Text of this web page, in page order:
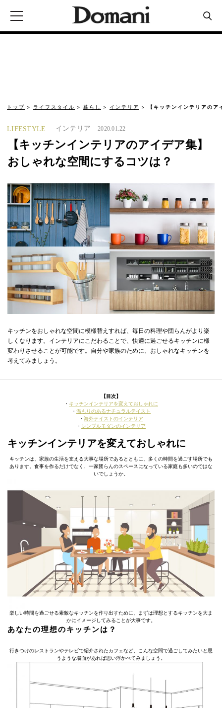
トップ ライフスタイル 暮らし インテリア 【キッチンインテリアの
LIFESTYLE インテリア 2020.01.22
【キッチンインテリアのアイデア集】
おしゃれな空間にするコツは？
キッチンをおしゃれな空間に模様替えすれば、毎日の料理や団らんがより楽
しくなります。インテリアにこだわることで、快適に過ごせるキッチンに様
変わりさせることが可能です。自分や家族のために、おしゃれなキッチンを
考えてみましょう。
【目次】
・ キッチンインテリアを変えておしゃれに
・ 温もりのあるナチュラルテイスト
・ 海外テイストのインテリア
・ シンプルモダンのインテリア
キッチンインテリアを変えておしゃれに
キッチンは、家族の生活を支える大事な場所であるとともに、多くの時間を過ごす場所でも
あります。食事を作るだけでなく、一家団らんのスペースになっている家庭も多いのではな
いでしょうか。
楽しい時間を過ごせる素敵なキッチンを作り出すために、まずは理想とするキッチンを大ま
かにイメージしてみることが大事です。
あなたの理想のキッチンは？
行きつけのレストランやテレビで紹介されたカフェなど、こんな空間で過ごしてみたいと思
うような場面があれば思い浮かべてみましょう。